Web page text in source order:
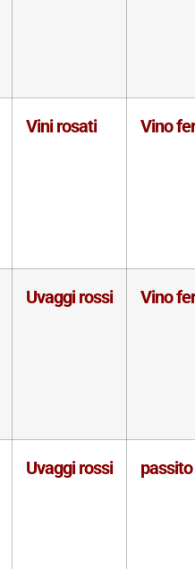
Vini rosati Vino
Uvaggi rossi Vino
Uvaggi rossi passito